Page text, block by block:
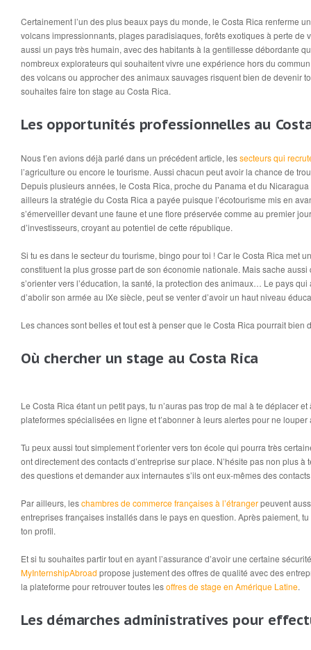
Certainement l’un des plus beaux pays du monde, le Costa Rica renferme
volcans impressionnants, plages paradisiaques, forêts exotiques à perte
aussi un pays très humain, avec des habitants à la gentillesse débordante
nombreux explorateurs qui souhaitent vivre une expérience hors du
des volcans ou approcher des animaux sauvages risquent bien de devenir
souhaites faire ton stage au Costa Rica.
Les opportunités professionnelles au
Nous t’en avions déjà parlé dans un précédent article, lessecteurs qui
l’agriculture ou encore le tourisme. Aussi chacun peut avoir la chance de
Depuis plusieurs années, le Costa Rica, proche du Panama et du
ailleurs la stratégie du Costa Rica a payée puisque l’écotourisme mis en
s’émerveiller devant une faune et une flore préservée comme au premier
d’investisseurs, croyant au potentiel de cette république.
Si tu es dans le secteur du tourisme, bingo pour toi ! Car le Costa Rica met
constituent la plus grosse part de son économie nationale. Mais sache
s’orienter vers l’éducation, la santé, la protection des animaux… Le pays
d’abolir son armée au IXe siècle, peut se venter d’avoir un haut niveau
Les chances sont belles et tout est à penser que le Costa Rica pourrait
Où chercher un stage au Costa Rica
Le Costa Rica étant un petit pays, tu n’auras pas trop de mal à te déplacer
plateformes spécialisées en ligne et t’abonner à leurs alertes pour ne
Tu peux aussi tout simplement t’orienter vers ton école qui pourra très
ont directement des contacts d’entreprise sur place. N’hésite pas non plus
des questions et demander aux internautes s’ils ont eux-mêmes des
Par ailleurs, leschambres de commerce françaises à l’étrangerpeuvent
entreprises françaises installés dans le pays en question. Après paiement,
ton profil.
Et si tu souhaites partir tout en ayant l’assurance d’avoir une certaine
MyInternshipAbroad propose justement des offres de qualité avec des
la plateforme pour retrouver toutes lesoffres de stage en Amérique Latine.
Les démarches administratives pour